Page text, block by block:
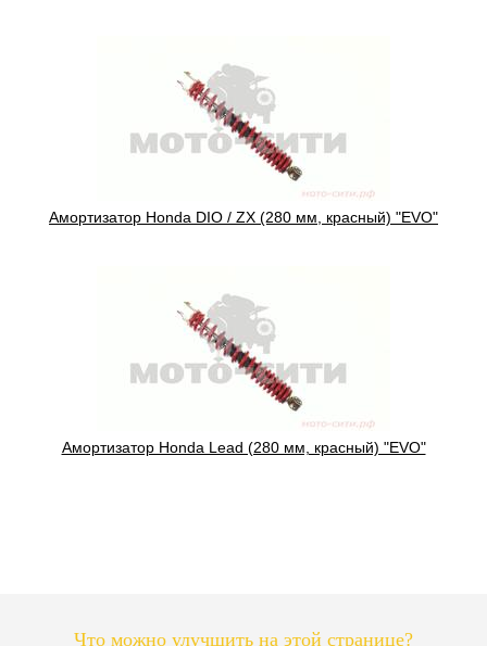
Амортизатор Honda DIO / ZX (280 мм, красный) "EVO"
Амортизатор Honda Lead (280 мм, красный) "EVO"
Что можно улучшить на этой странице?